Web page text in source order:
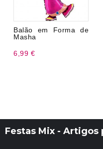
Balão em Forma de
Masha
6,99 €
Festas Mix - Artigos